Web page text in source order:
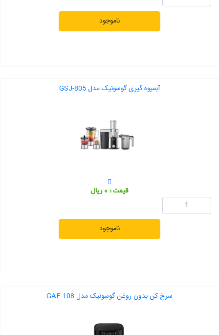
ناموجود
آبمیوه گیری گوسونیک مدل GSJ-805
قیمت : 0 ریال
ناموجود
سرخ کن بدون روغن گوسونیک مدل GAF-108